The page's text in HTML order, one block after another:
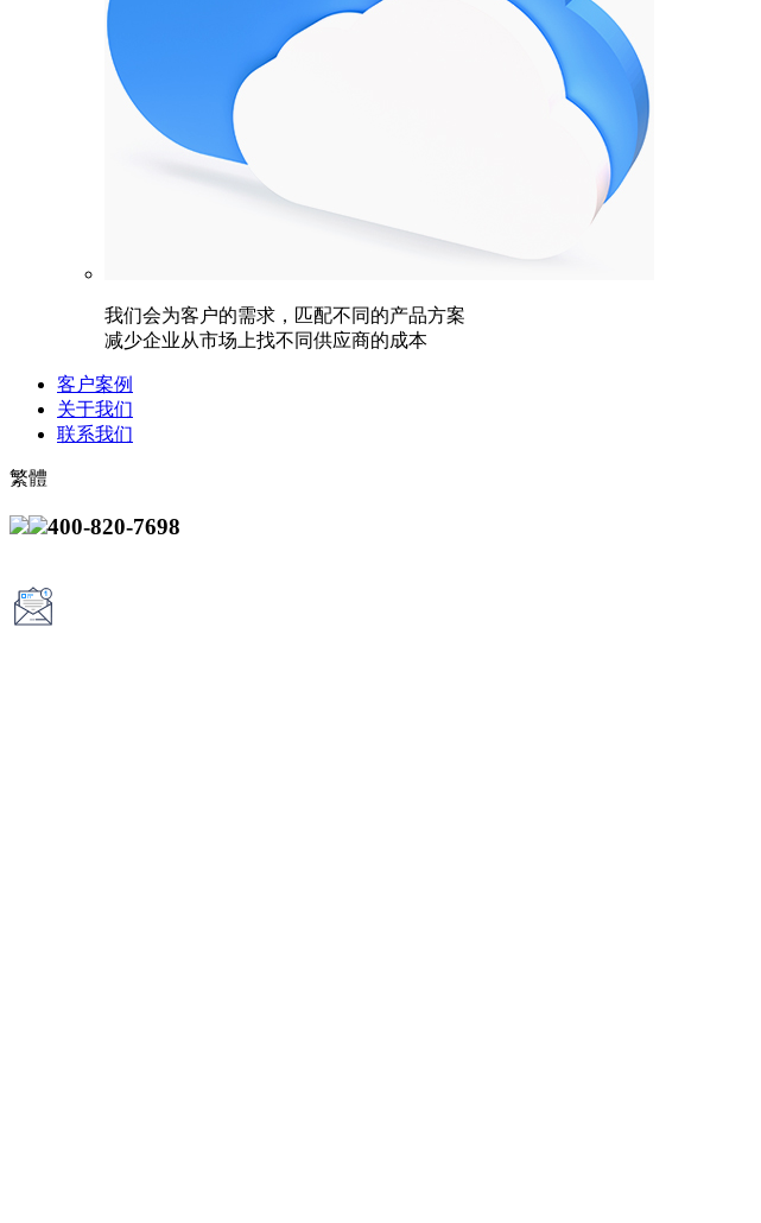
我们会为客户的需求，匹配不同的产品方案
减少企业从市场上找不同供应商的成本
客户案例
关于我们
联系我们
繁體
400-820-7698